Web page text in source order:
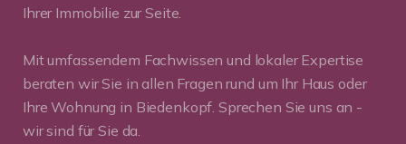
Ihrer Immobilie zur Seite.
Mit umfassendem Fachwissen und lokaler Expertise
beraten wir Sie in allen Fragen rund um Ihr Haus oder
Ihre Wohnung in Biedenkopf. Sprechen Sie uns an -
wir sind für Sie da.